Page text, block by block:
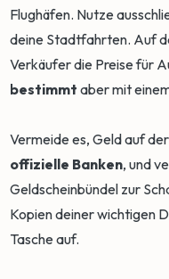
Flughäfen. Nutze
deine Stadtfahrten. Auf
Verkäufer die Preise für
bestimmt aber mit
Vermeide es, Geld auf
offizielle Banken, und
Geldscheinbündel zur
Kopien deiner wichtigen
Tasche auf.